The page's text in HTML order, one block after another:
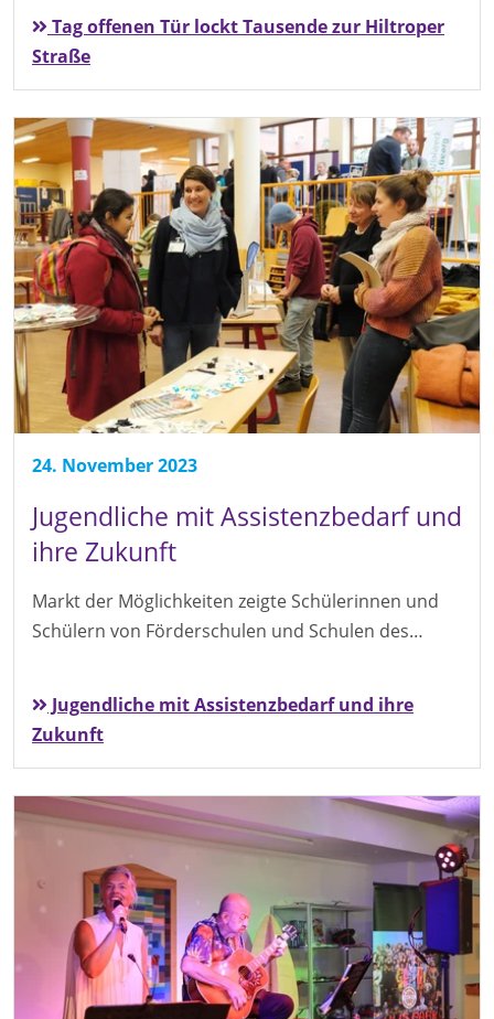
Tag offenen Tür lockt Tausende zur Hiltroper
Straße
24. November 2023
Jugendliche mit Assistenzbedarf und
ihre Zukunft
Markt der Möglichkeiten zeigte Schülerinnen und
Schülern von Förderschulen und Schulen des…
Jugendliche mit Assistenzbedarf und ihre
Zukunft